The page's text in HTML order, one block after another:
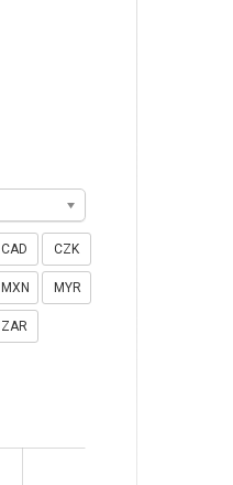
CAD CZK
MXN MYR
ZAR